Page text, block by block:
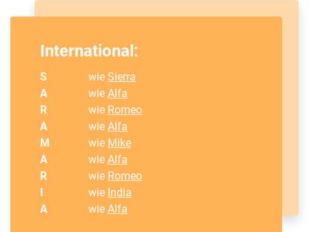
International:
S wieSierra
A
wieAlfa
R
wie Romeo
A
wieAlfa
M
wie Mike
A
wieAlfa
R
wie Romeo
I
wie India
A
wieAlfa